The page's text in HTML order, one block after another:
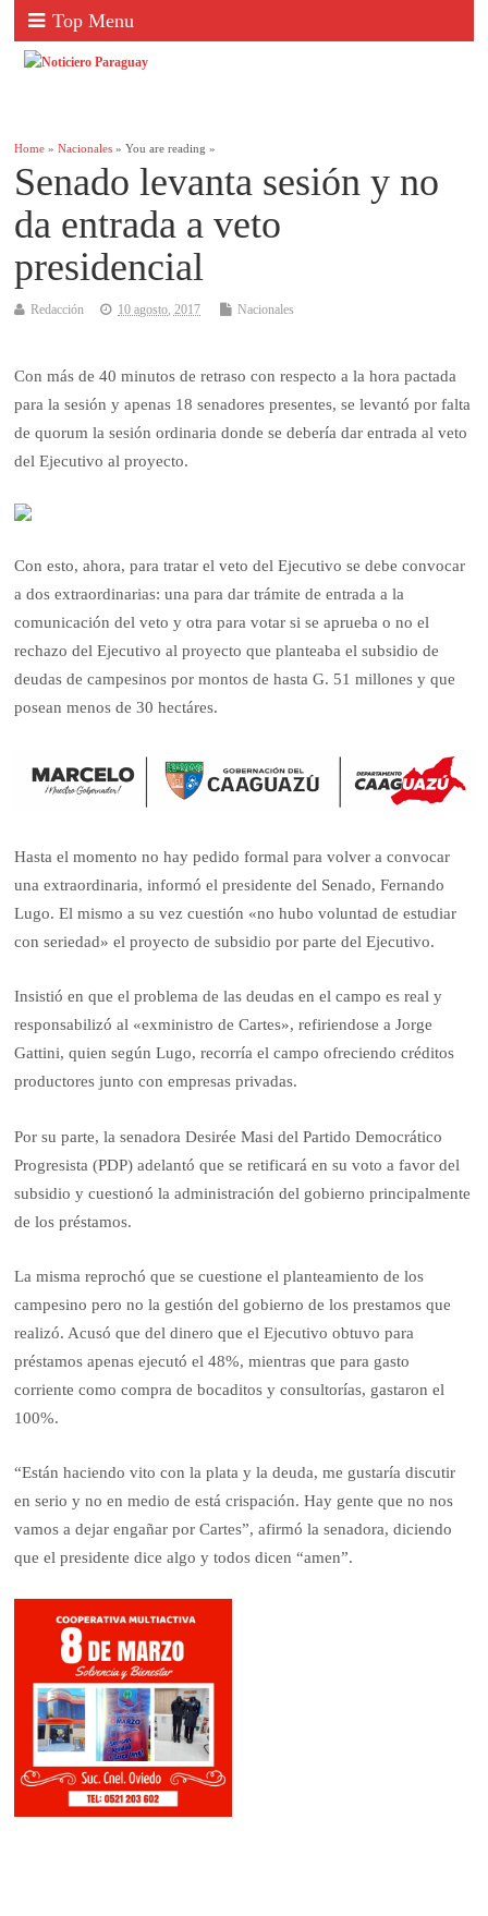
Top Menu
Home »Nacionales » You are reading »
Senado levanta sesión y no
da entrada a veto
presidencial
Redacción 10 agosto, 2017 Nacionales
Con más de 40 minutos de retraso con respecto a la hora pactada
para la sesión y apenas 18 senadores presentes, se levantó por falta
de quorum la sesión ordinaria donde se debería dar entrada al veto
del Ejecutivo al proyecto.
Con esto, ahora, para tratar el veto del Ejecutivo se debe convocar
a dos extraordinarias: una para dar trámite de entrada a la
comunicación del veto y otra para votar si se aprueba o no el
rechazo del Ejecutivo al proyecto que planteaba el subsidio de
deudas de campesinos por montos de hasta G. 51 millones y que
posean menos de 30 hectáres.
Hasta el momento no hay pedido formal para volver a convocar
una extraordinaria, informó el presidente del Senado, Fernando
Lugo. El mismo a su vez cuestión «no hubo voluntad de estudiar
con seriedad» el proyecto de subsidio por parte del Ejecutivo.
Insistió en que el problema de las deudas en el campo es real y
responsabilizó al «exministro de Cartes», refiriendose a Jorge
Gattini, quien según Lugo, recorría el campo ofreciendo créditos
productores junto con empresas privadas.
Por su parte, la senadora Desirée Masi del Partido Democrático
Progresista (PDP) adelantó que se retificará en su voto a favor del
subsidio y cuestionó la administración del gobierno principalmente
de los préstamos.
La misma reprochó que se cuestione el planteamiento de los
campesino pero no la gestión del gobierno de los prestamos que
realizó. Acusó que del dinero que el Ejecutivo obtuvo para
préstamos apenas ejecutó el 48%, mientras que para gasto
corriente como compra de bocaditos y consultorías, gastaron el
100%.
“Están haciendo vito con la plata y la deuda, me gustaría discutir
en serio y no en medio de está crispación. Hay gente que no nos
vamos a dejar engañar por Cartes”, afirmó la senadora, diciendo
que el presidente dice algo y todos dicen “amen”.